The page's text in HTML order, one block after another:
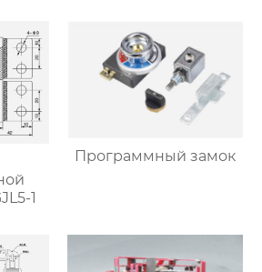
тележкой
1
Программный замок